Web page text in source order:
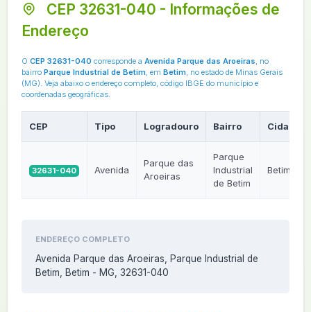
CEP 32631-040 - Informações de
Endereço
O CEP 32631-040 corresponde a Avenida Parque das Aroeiras, no
bairro Parque Industrial de Betim, em Betim, no estado de Minas Gerais
(MG). Veja abaixo o endereço completo, código IBGE do município e
coordenadas geográficas.
CEP Tipo Logradouro Bairro Cidade
32631-040 Avenida
Parque das
Aroeiras
Parque
Industrial
de Betim
Betim
ENDEREÇO COMPLETO
Avenida Parque das Aroeiras, Parque Industrial de
Betim, Betim - MG, 32631-040